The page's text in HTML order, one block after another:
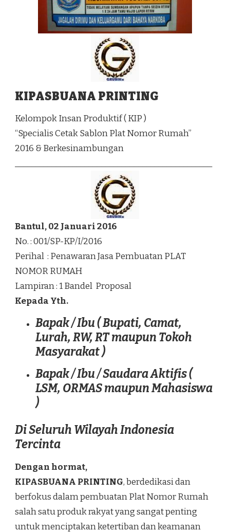
KIPASBUANA PRINTING
Kelompok Insan Produktif ( KIP )
“Specialis Cetak Sablon Plat Nomor Rumah”
2016 & Berkesinambungan
Bantul, 02 Januari 2016
No. : 001/SP-KP/I/2016
Perihal : Penawaran Jasa Pembuatan PLAT
NOMOR RUMAH
Lampiran : 1 Bandel Proposal
Kepada Yth.
Bapak / Ibu ( Bupati, Camat,
Lurah, RW, RT maupun Tokoh
Masyarakat )
Bapak / Ibu / Saudara Aktifis (
LSM, ORMAS maupun Mahasiswa
)
Di Seluruh Wilayah Indonesia
Tercinta
Dengan hormat,
KIPASBUANA PRINTING, berdedikasi dan
berfokus dalam pembuatan Plat Nomor Rumah
salah satu produk rakyat yang sangat penting
untuk menciptakan ketertiban dan keamanan